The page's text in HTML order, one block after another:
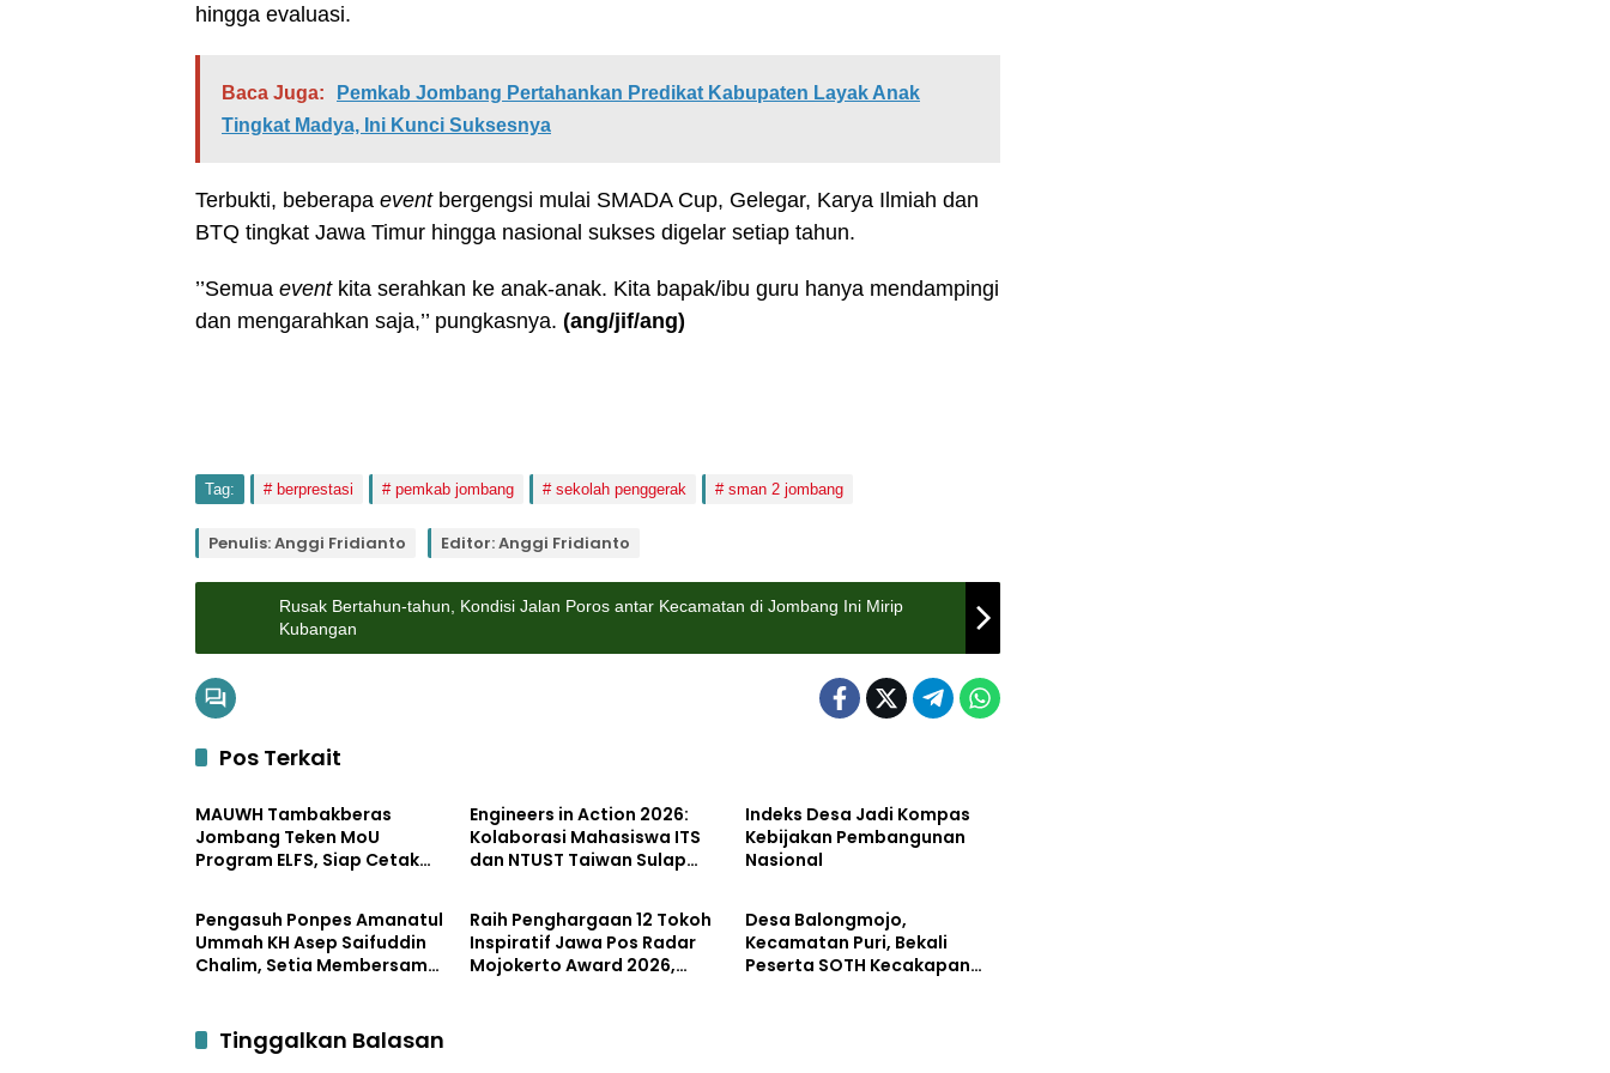
hingga evaluasi.
Baca Juga:
Pemkab Jombang Pertahankan Predikat Kabupaten Layak Anak
Tingkat Madya, Ini Kunci Suksesnya
Terbukti, beberapa eventbergengsi mulai SMADA Cup, Gelegar, Karya Ilmiah dan
BTQ tingkat Jawa Timur hingga nasional sukses digelar setiap tahun.
’’Semua eventkita serahkan ke anak-anak. Kita bapak/ibu guru hanya mendampingi
dan mengarahkan saja,’’ pungkasnya. (ang/jif/ang)
Tag: berprestasi pemkab jombang sekolah penggerak sman 2 jombang
Penulis: Anggi Fridianto Editor: Anggi Fridianto
Rusak Bertahun-tahun, Kondisi Jalan Poros antar Kecamatan di Jombang Ini Mirip
Kubangan
Pos Terkait
Pendidikan
MAUWH Tambakberas
Jombang Teken MoU
Program ELFS, Siap Cetak
Engineers in Action 2026:
Kolaborasi Mahasiswa ITS
dan NTUST Taiwan Sulap
Laboratorium Inovasi
Berkelanjutan
Indeks Desa Jadi Kompas
Kebijakan Pembangunan
Nasional
Pemerintahan
Pengasuh Ponpes Amanatul
Ummah KH Asep Saifuddin
Chalim, Setia Membersamai
Raih Penghargaan 12 Tokoh
Inspiratif Jawa Pos Radar
Mojokerto Award 2026,
Desa Balongmojo,
Kecamatan Puri, Bekali
Peserta SOTH Kecakapan
Tinggalkan Balasan